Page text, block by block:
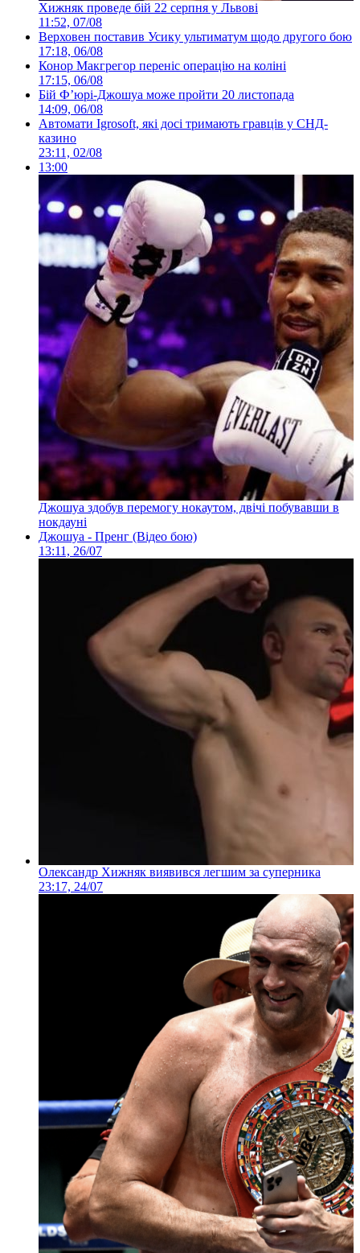
Хижняк проведе бій 22 серпня у Львові
11:52, 07/08
Верховен поставив Усику ультиматум щодо другого бою
17:18, 06/08
Конор Макгрегор переніс операцію на коліні
17:15, 06/08
Бій Ф’юрі-Джошуа може пройти 20 листопада
14:09, 06/08
Автомати Igrosoft, які досі тримають гравців у СНД-
казино
23:11, 02/08
13:00
Джошуа здобув перемогу нокаутом, двічі побувавши в
нокдауні
Джошуа - Пренг (Відео бою)
13:11, 26/07
Олександр Хижняк виявився легшим за суперника
23:17, 24/07